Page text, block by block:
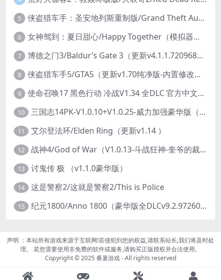
5 侠盗猎车手：圣安地列斯重制版/Grand Theft Auto: San Andreas – The Definitive Edition（更新v1.113.49697469）
6 女神驾到：夏日甜心/Happy Together（模拟器版-升级豪华终极珍藏版+全DLC）
7 博德之门3/Baldur’s Gate 3（更新v4.1.1.7209685）
8 侠盗猎车手5/GTA5（更新v1.70纯净版-内置修改器+通关存档）
9 使命召唤17 黑色行动 冷战V1.34 全DLC 官方中文版COD17
10 三国志14PK-V1.0.10+V1.0.25-威力加强豪华版（武将面容套装-全DLC+季票+特典+中文语音+编辑修改器）
11 艾尔登法环/Elden Ring（更新v1.14 ）
12 战神4/God of War（V1.0.13-斗战狂神-奎爷的裁决+全DLC）
13 讨鬼传 极 （v1.1.0豪华版）
14 这是警察2/这就是警察2/This is Police
15 纪元1800/Anno 1800（豪华版全DLCv9.2.972600）
声明 ：本站所有游戏来源于互联网!若侵犯到您的权益,请联系站长,我们将及时处
理。 若您需要使用非免费的软件或服务,请购买正版授权并合法使用。
Copyright © 2025 番薯游戏 - All rights reserved